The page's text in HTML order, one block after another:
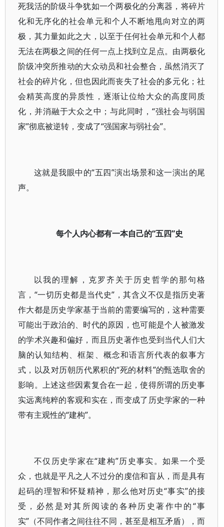
死我活的阶级斗争犹如一个两极化的分离器，将碎片
化和无序化的社会单元和个人不断地甩向对立的两
极，其力量如此之大，以至于任何社会单元和个人都
无法在两极之间的任何一点上找到立足点。由两极化
阶级冲突所推动的大众动员和社会整合，虽然消灭了
社会的碎片化，但也因此而丧失了社会的多元化；社
会精英高度的异质性，逐渐让位给大众的高度同质
化，并消融于大众之中；与此同时，“强社会与弱国
家”彻底被逆转，变成了“强国家与弱社会”。
这就是我眼中的“五四”演出场景和这一演出的尾
声。
每个人内心都有一本自己的“五四”史
以我的理解，克罗齐关于历史哲学的那句格
言，“一切历史都是当代史”，其含义不仅是指历史著
作大都是历史学家基于当前的需要编写的，这种需要
可能出于政治的、时代的原因，也可能是个人被激发
的学术兴趣和偏好，而且历史著作也受到当代人们大
脑的认知结构、框架、概念和语言所代表的叙事方
式，以及对历朝历代累积的“死的材料”的甄选取舍的
影响。上述这些因素复合在一起，使得所谓的历史事
实远离纯粹的客观和实在，而变成了历史学家的一种
带有主观性的“建构”。
不仅历史学家在“建构”历史事实。如果一个受
众，也就是平凡之人不过分的虔信和盲从，而是具有
起码的理智和怀疑精神，那么他对历史“事实”的接
受，必然是对其所阅读的各种历史著作中的“事
实”（不同作者之间往往不同，甚至是相互矛盾），而